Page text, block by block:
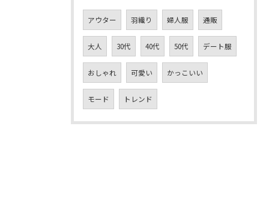
アウター 羽織り 婦人服 通販
大人 30代 40代 50代 デート服
おしゃれ 可愛い かっこいい
モード トレンド